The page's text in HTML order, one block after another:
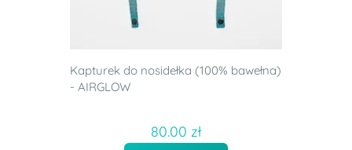
Kapturek do nosidełka (100% bawełna)
- AIRGLOW
80.00 zł